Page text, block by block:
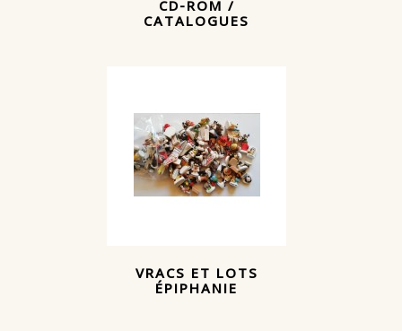
CD-ROM /
CATALOGUES
VRACS ET LOTS
ÉPIPHANIE